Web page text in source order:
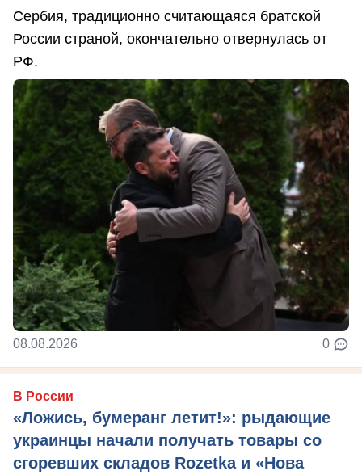
Сербия, традиционно считающаяся братской
России страной, окончательно отвернулась от
РФ.
08.08.2026 0
В России
«Ложись, бумеранг летит!»: рыдающие
украинцы начали получать товары со
сгоревших складов Rozetka и «Нова